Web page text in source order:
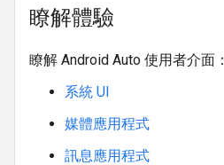
瞭解體驗
瞭解 Android Auto 使用者介面：
系統 UI
媒體應用程式
訊息應用程式